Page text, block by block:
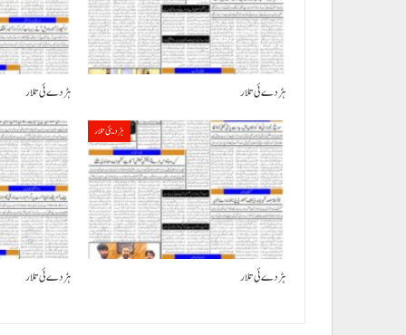
ہڑدے ئی تلار ہڑدے ئی تلار
ہڑدے ئی تلار
ہڑدیئی تلار
ہڑدے ئی تلار